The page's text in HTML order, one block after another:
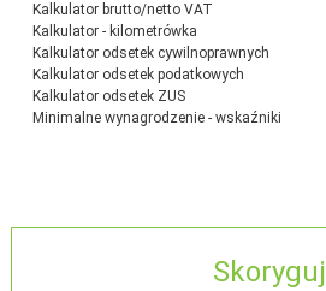
Kalkulator brutto/netto VAT
Kalkulator - kilometrówka
Kalkulator odsetek cywilnoprawnych
Kalkulator odsetek podatkowych
Kalkulator odsetek ZUS
Minimalne wynagrodzenie - wskaźniki
Skoryguj